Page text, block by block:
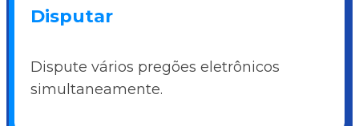
Disputar
Dispute vários pregões eletrônicos
simultaneamente.